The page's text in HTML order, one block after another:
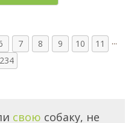
7 8 9 10 11
...
234
свою собаку, не